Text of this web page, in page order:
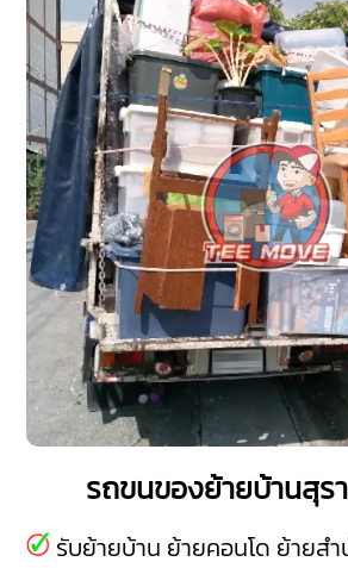
รถขนของย้ายบ้านสุร
รับย้ายบ้าน ย้ายคอนโด ย้ายส